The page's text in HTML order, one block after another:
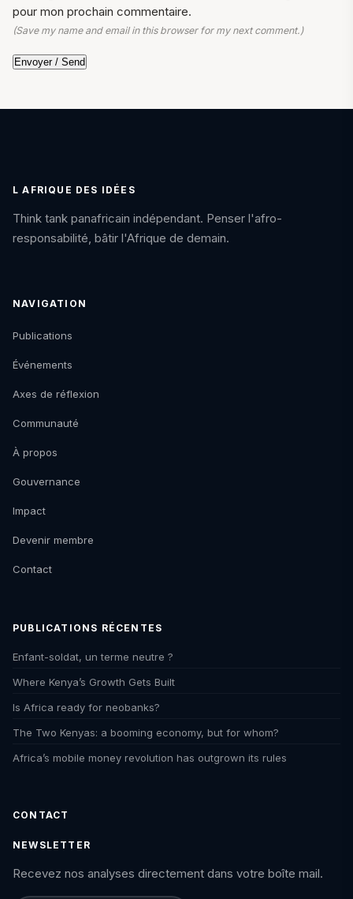
pour mon prochain commentaire.
(Save my name and email in this browser for my next comment.)
L AFRIQUE DES IDÉES
Think tank panafricain indépendant. Penser l'afro-
responsabilité, bâtir l'Afrique de demain.
NAVIGATION
Publications
Événements
Axes de réflexion
Communauté
À propos
Gouvernance
Impact
Devenir membre
Contact
PUBLICATIONS RÉCENTES
Enfant-soldat, un terme neutre ?
Where Kenya’s Growth Gets Built
Is Africa ready for neobanks?
The Two Kenyas: a booming economy, but for whom?
Africa’s mobile money revolution has outgrown its rules
CONTACT
NEWSLETTER
Recevez nos analyses directement dans votre boîte mail.